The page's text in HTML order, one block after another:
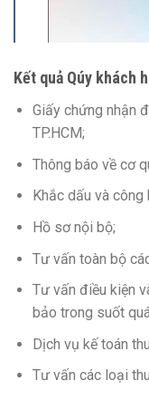
Kết quả Qúy khách
Giấy chứng nhận
TP.HCM;
Thông báo về cơ
Khắc dấu và công
Hồ sơ nội bộ;
Tư vấn toàn bộ
Tư vấn điều kiện
bảo trong suốt
Dịch vụ kế toán
Tư vấn các loại